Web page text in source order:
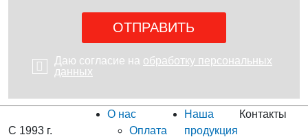
Даю согласие на обработку персональных
данных
С 1993 г.
О нас
Оплата
Наша
продукция
Контакты